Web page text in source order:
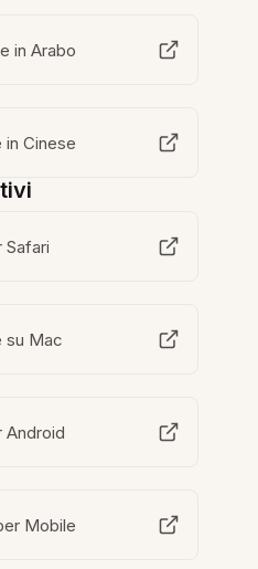
in Arabo
Cinese
Safari
su Mac
Android
Mobile